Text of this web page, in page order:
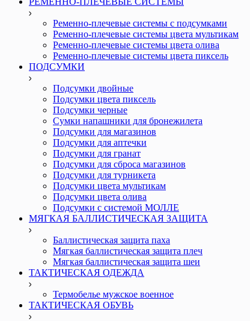
Ременно-плечевые системы с подсумками
Ременно-плечевые системы цвета мультикам
Ременно-плечевые системы цвета олива
Ременно-плечевые системы цвета пиксель
ПОДСУМКИ
Подсумки двойные
Подсумки цвета пиксель
Подсумки черные
Сумки напашники для бронежилета
Подсумки для магазинов
Подсумки для аптечки
Подсумки для гранат
Подсумки для сброса магазинов
Подсумки для турникета
Подсумки цвета мультикам
Подсумки цвета олива
Подсумки с системой МОЛЛЕ
МЯГКАЯ БАЛЛИСТИЧЕСКАЯ ЗАЩИТА
Баллистическая защита паха
Мягкая баллистическая защита плеч
Мягкая баллистическая защита шеи
ТАКТИЧЕСКАЯ ОДЕЖДА
Термобелье мужское военное
ТАКТИЧЕСКАЯ ОБУВЬ